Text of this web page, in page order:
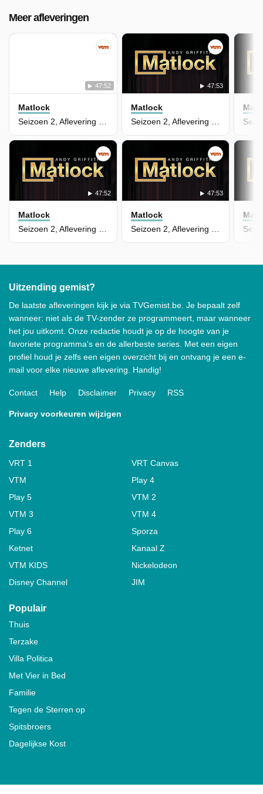
Meer afleveringen
47:52
Matlock
Seizoen 2, Aflevering 17 - The Investigation - part 1
47:53
Matlock
Seizoen 2, Aflevering 16 - The Umpire
47:52
Matlock
47:53
Matlock
Uitzending gemist?
De laatste afleveringen kijk je via TVGemist.be. Je bepaalt zelf
wanneer: niet als de TV-zender ze programmeert, maar wanneer
het jou uitkomt. Onze redactie houdt je op de hoogte van je
favoriete programma's en de allerbeste series. Met een eigen
profiel houd je zelfs een eigen overzicht bij en ontvang je een e-
mail voor elke nieuwe aflevering. Handig!
Contact Help Disclaimer Privacy RSS
Privacy voorkeuren wijzigen
Zenders
VRT 1
VRT Canvas
VTM
Play 4
Play 5
VTM 2
VTM 3
VTM 4
Play 6
Sporza
Ketnet
Kanaal Z
VTM KIDS
Nickelodeon
Disney Channel
JIM
Populair
Thuis
Terzake
Villa Politica
Met Vier in Bed
Familie
Tegen de Sterren op
Spitsbroers
Dagelijkse Kost